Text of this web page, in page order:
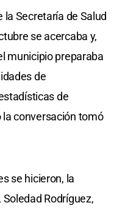
la Secretaría de Salud
se acercaba y,
municipio preparaba
de
de
conversación tomó
se hicieron, la
Rodríguez,